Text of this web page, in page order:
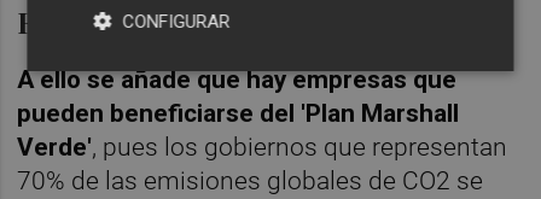
Emisiones globales de CO2
A ello se añade que hay empresas que
pueden beneficiarse del 'Plan Marshall
Verde', pues los gobiernos que representan
70% de las emisiones globales de CO2 se
CONFIGURAR